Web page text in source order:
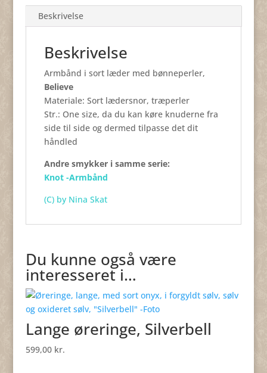
Beskrivelse
Beskrivelse
Armbånd i sort læder med bønneperler,
Believe
Materiale: Sort lædersnor, træperler
Str.: One size, da du kan køre knuderne fra
side til side og dermed tilpasse det dit
håndled
Andre smykker i samme serie:
Knot -Armbånd
(C)by Nina Skat
Du kunne også være
interesseret i…
Lange øreringe, Silverbell
599,00 kr.